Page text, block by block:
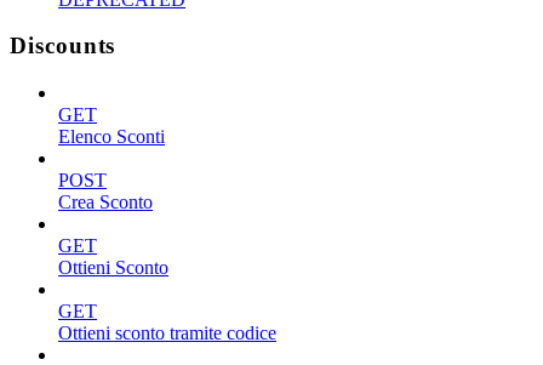
Discounts
GET
Elenco Sconti
POST
Crea Sconto
GET
Ottieni Sconto
GET
Ottieni sconto tramite codice